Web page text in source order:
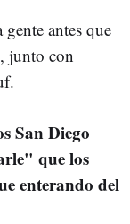
antes que
junto con
San Diego
que los
enterando del